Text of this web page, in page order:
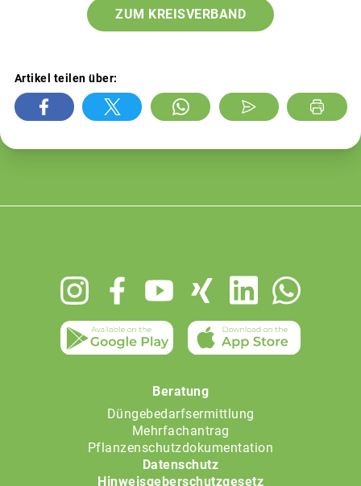
ZUM KREISVERBAND
Artikel teilen über:
Beratung
Düngebedarfsermittlung
Mehrfachantrag
Pflanzenschutzdokumentation
Datenschutz
Hinweisgeberschutzgesetz